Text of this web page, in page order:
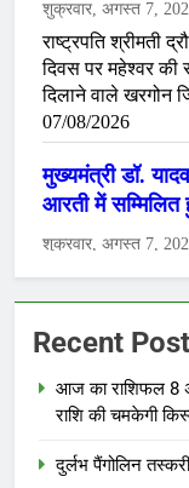
Recent
आज का राशिफल 8
राशि की चमकेगी
दुर्लभ पैंगोलिन